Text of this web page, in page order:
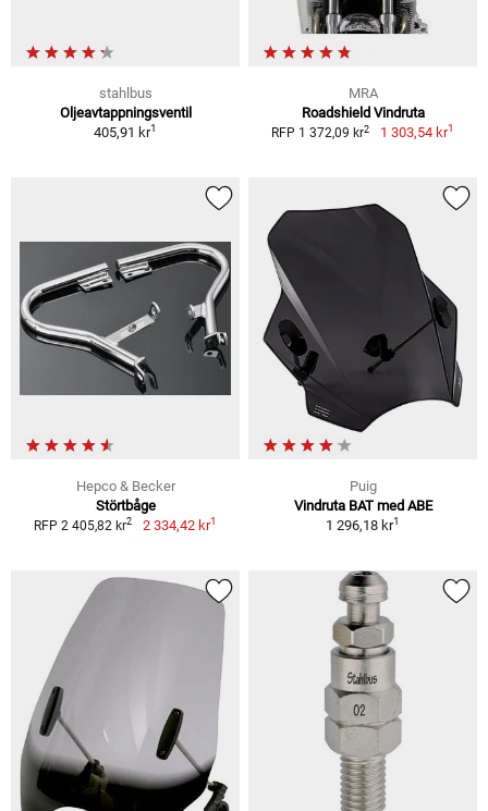
stahlbus
Oljeavtappningsventil
405,91 kr1
MRA
Roadshield Vindruta
RFP 1 372,09 kr2 1 303,54 kr1
Hepco & Becker
Störtbåge
RFP 2 405,82 kr2 2 334,42 kr1
Puig
Vindruta BAT med ABE
1 296,18 kr1